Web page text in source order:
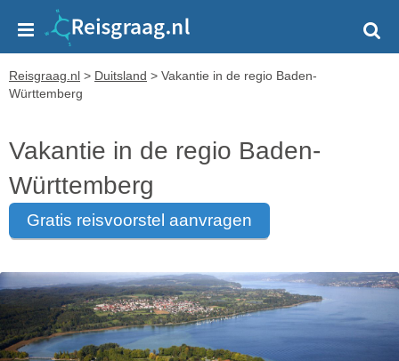
Reisgraag.nl > Duitsland > Vakantie in de regio Baden-
Württemberg
Vakantie in de regio Baden-
Württemberg
gratis reisvoorstel aanvragen